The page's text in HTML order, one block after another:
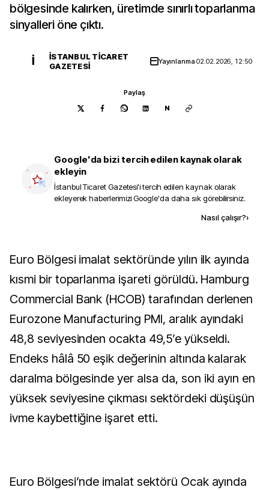
bölgesinde kalırken, üretimde sınırlı toparlanma
sinyalleri öne çıktı.
İ
İSTANBUL TICARET
GAZETESI
Yayınlanma02.02.2026, 12:50
Paylaş
N
Google'da bizi tercih edilen kaynak olarak
ekleyin
İstanbul Ticaret Gazetesi'i tercih edilen kaynak olarak
ekleyerek haberlerimizi Google'da daha sık görebilirsiniz.
Nasıl çalışır?›
Euro Bölgesi imalat sektöründe yılın ilk ayında
kısmi bir toparlanma işareti görüldü. Hamburg
Commercial Bank (HCOB) tarafından derlenen
Eurozone Manufacturing PMI, aralık ayındaki
48,8 seviyesinden ocakta 49,5’e yükseldi.
Endeks hâlâ 50 eşik değerinin altında kalarak
daralma bölgesinde yer alsa da, son iki ayın en
yüksek seviyesine çıkması sektördeki düşüşün
ivme kaybettiğine işaret etti.
Euro Bölgesi’nde imalat sektörü Ocak ayında